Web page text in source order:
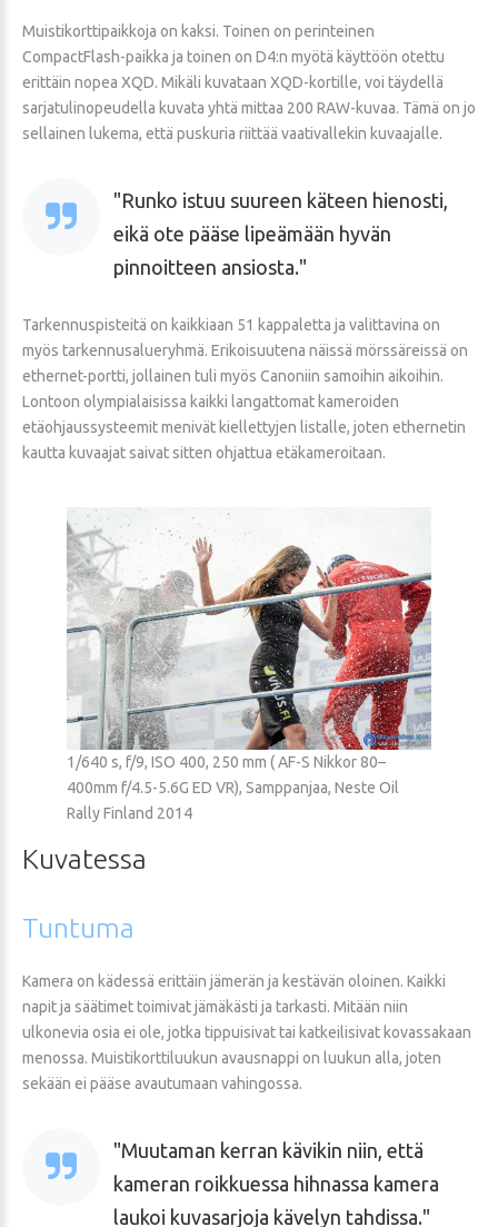
Muistikorttipaikkoja on kaksi. Toinen on perinteinen
CompactFlash-paikka ja toinen on D4:n myötä käyttöön otettu
erittäin nopea XQD. Mikäli kuvataan XQD-kortille, voi täydellä
sarjatulinopeudella kuvata yhtä mittaa 200 RAW-kuvaa. Tämä on jo
sellainen lukema, että puskuria riittää vaativallekin kuvaajalle.
Runko istuu suureen käteen hienosti,
eikä ote pääse lipeämään hyvän
pinnoitteen ansiosta.
Tarkennuspisteitä on kaikkiaan 51 kappaletta ja valittavina on
myös tarkennusalueryhmä. Erikoisuutena näissä mörssäreissä on
ethernet-portti, jollainen tuli myös Canoniin samoihin aikoihin.
Lontoon olympialaisissa kaikki langattomat kameroiden
etäohjaussysteemit menivät kiellettyjen listalle, joten ethernetin
kautta kuvaajat saivat sitten ohjattua etäkameroitaan.
1/640 s, f/9, ISO 400, 250 mm ( AF-S Nikkor 80–
400mm f/4.5-5.6G ED VR), Samppanjaa, Neste Oil
Rally Finland 2014
Kuvatessa
Tuntuma
Kamera on kädessä erittäin jämerän ja kestävän oloinen. Kaikki
napit ja säätimet toimivat jämäkästi ja tarkasti. Mitään niin
ulkonevia osia ei ole, jotka tippuisivat tai katkeilisivat kovassakaan
menossa. Muistikorttiluukun avausnappi on luukun alla, joten
sekään ei pääse avautumaan vahingossa.
Muutaman kerran kävikin niin, että
kameran roikkuessa hihnassa kamera
laukoi kuvasarjoja kävelyn tahdissa.